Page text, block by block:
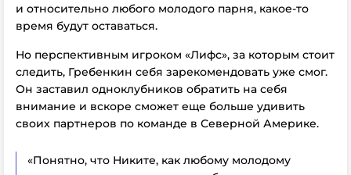
и относительно любого молодого парня, какое-то
время будут оставаться.
Но перспективным игроком «Лифс», за которым стоит
следить, Гребенкин себя зарекомендовать уже смог.
Он заставил одноклубников обратить на себя
внимание и вскоре сможет еще больше удивить
своих партнеров по команде в Северной Америке.
«Понятно, что Никите, как любому молодому